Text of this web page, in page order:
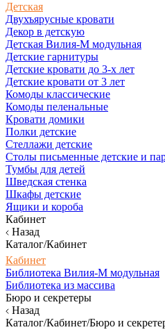
Детская
Двухъярусные кровати
Декор в детскую
Детская Вилия-М модульная
Детские гарнитуры
Детские кровати до 3-х лет
Детские кровати от 3 лет
Комоды классические
Комоды пеленальные
Кровати домики
Полки детские
Стеллажи детские
Столы письменные детские и
Тумбы для детей
Шведская стенка
Шкафы детские
Ящики и короба
Кабинет
Назад
Каталог/Кабинет
Кабинет
Библиотека Вилия-М модульная
Библиотека из массива
Бюро и секретеры
Назад
Каталог/Кабинет/Бюро и